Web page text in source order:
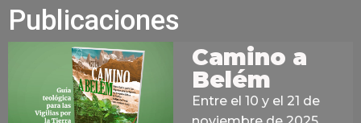
Publicaciones
Camino a
Belém
Entre el 10 y el 21 de